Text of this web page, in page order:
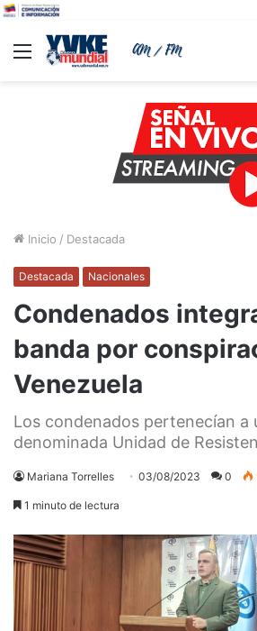
Menu
Inicio / Destacada
Destacada Nacionales
Condenados
banda por
Venezuela
Los condenados pertenecían a
denominada Unidad de
Mariana Torrelles 03/08/2023 0
1 minuto de lectura